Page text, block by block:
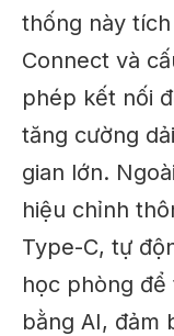
thống này
Connect và
phép kết nối
tăng cường
gian lớn.
hiệu chỉnh
Type-C, tự
học phòng để
bằng AI, đảm